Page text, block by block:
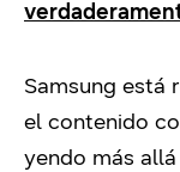
Samsung está
el contenido
yendo más